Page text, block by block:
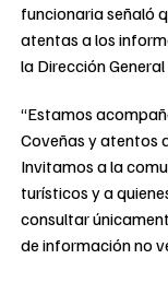
funcionaria señaló
atentas a los
la Dirección
“Estamos
Coveñas y atentos
Invitamos a la
turísticos y a
consultar
de información no